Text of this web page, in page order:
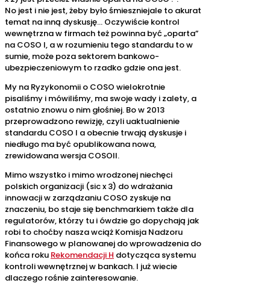
No jest i nie jest, żeby było śmieszniejale to akurat
temat na inną dyskusję… Oczywiście kontrol
wewnętrzna w firmach też powinna być „oparta”
na COSO I, a w rozumieniu tego standardu to w
sumie, może poza sektorem bankowo-
ubezpieczeniowym to rzadko gdzie ona jest.
My na Ryzykonomii o COSO wielokrotnie
pisaliśmy i mówiliśmy, ma swoje wady i zalety, a
ostatnio znowu o nim głośniej. Bo w 2013
przeprowadzono rewizję, czyli uaktualnienie
standardu COSO I a obecnie trwają dyskusje i
niedługo ma być opublikowana nowa,
zrewidowana wersja COSOII.
Mimo wszystko i mimo wrodzonej niechęci
polskich organizacji (sic x 3) do wdrażania
innowacji w zarządzaniu COSO zyskuje na
znaczeniu, bo staje się benchmarkiem także dla
regulatorów, którzy tu i ówdzie go dopychają jak
robi to choćby nasza wciąż Komisja Nadzoru
Finansowego w planowanej do wprowadzenia do
końca roku Rekomendacji H dotycząca systemu
kontroli wewnętrznej w bankach. I już wiecie
dlaczego rośnie zainteresowanie.